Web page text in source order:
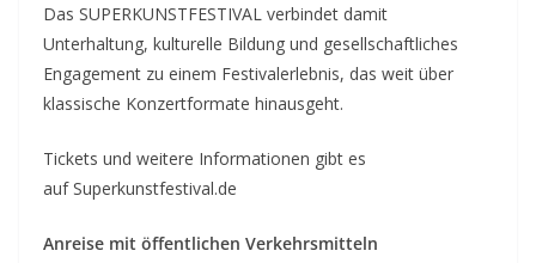
Das SUPERKUNSTFESTIVAL verbindet damit
Unterhaltung, kulturelle Bildung und gesellschaftliches
Engagement zu einem Festivalerlebnis, das weit über
klassische Konzertformate hinausgeht.
Tickets und weitere Informationen gibt es
auf Superkunstfestival.de
Anreise mit öffentlichen Verkehrsmitteln